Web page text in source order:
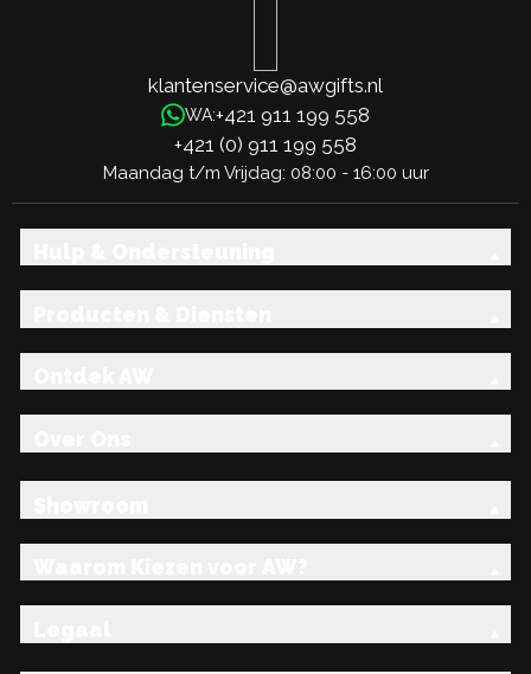
klantenservice@awgifts.nl
WA:+421 911 199 558
+421 (0) 911 199 558
Maandag t/m Vrijdag: 08:00 - 16:00 uur